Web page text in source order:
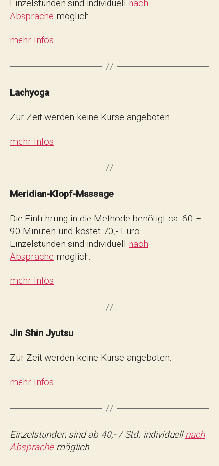
Einzelstunden sind individuell nach
Absprache möglich.
mehr Infos
Lachyoga
Zur Zeit werden keine Kurse angeboten.
mehr Infos
Meridian-Klopf-Massage
Die Einführung in die Methode benötigt ca. 60 –
90 Minuten und kostet 70,- Euro.
Einzelstunden sind individuell nach
Absprache möglich.
mehr Infos
Jin Shin Jyutsu
Zur Zeit werden keine Kurse angeboten.
mehr Infos
Einzelstunden sind ab 40,- / Std. individuellnach
Absprachemöglich.